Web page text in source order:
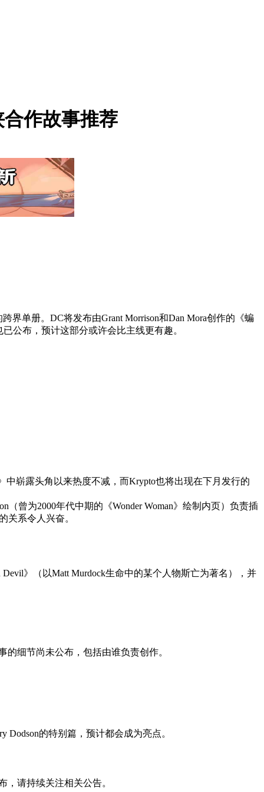
作故事推荐
界单册。DC将发布由Grant Morrison和Dan Mora创作的《蝙
已公布，预计这部分或许会比主线更有趣。
中崭露头角以来热度不减，而Krypto也将出现在下月发行的
曾为2000年代中期的《Wonder Woman》绘制内页）负责插
关系令人兴奋。
》（以Matt Murdock生命中的某个人物斯亡为著名），并
的细节尚未公布，包括由谁负责创作。
Dodson的特别篇，预计都会成为亮点。
，请持续关注相关公告。